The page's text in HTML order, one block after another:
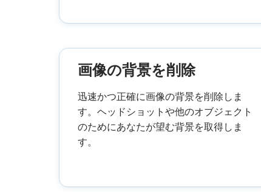
画像の背景を削除
迅速かつ正確に画像の背景を削除しま
す。ヘッドショットや他のオブジェクト
のためにあなたが望む背景を取得しま
す。